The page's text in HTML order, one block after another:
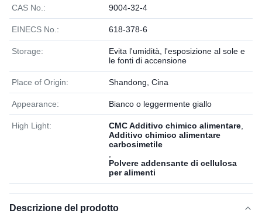
CAS No.: 9004-32-4
EINECS No.: 618-378-6
Storage:
Evita l'umidità, l'esposizione al sole e
le fonti di accensione
Place of Origin: Shandong, Cina
Appearance: Bianco o leggermente giallo
High Light: CMC Additivo chimico alimentare
Additivo chimico alimentare
carbosimetile
Polvere addensante di cellulosa
per alimenti
Descrizione del prodotto